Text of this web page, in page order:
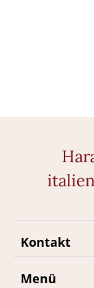
Kontakt
Menü